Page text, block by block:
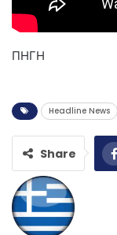
ΠΗΓΗ
Headline News
Share